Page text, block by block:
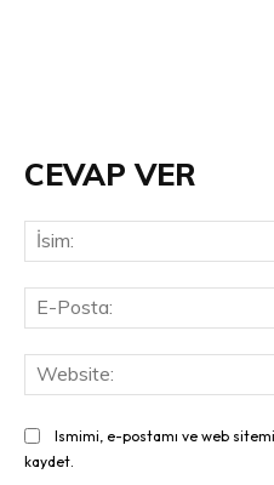
CEVAP VER
Ismimi, e-postamı ve web
kaydet.